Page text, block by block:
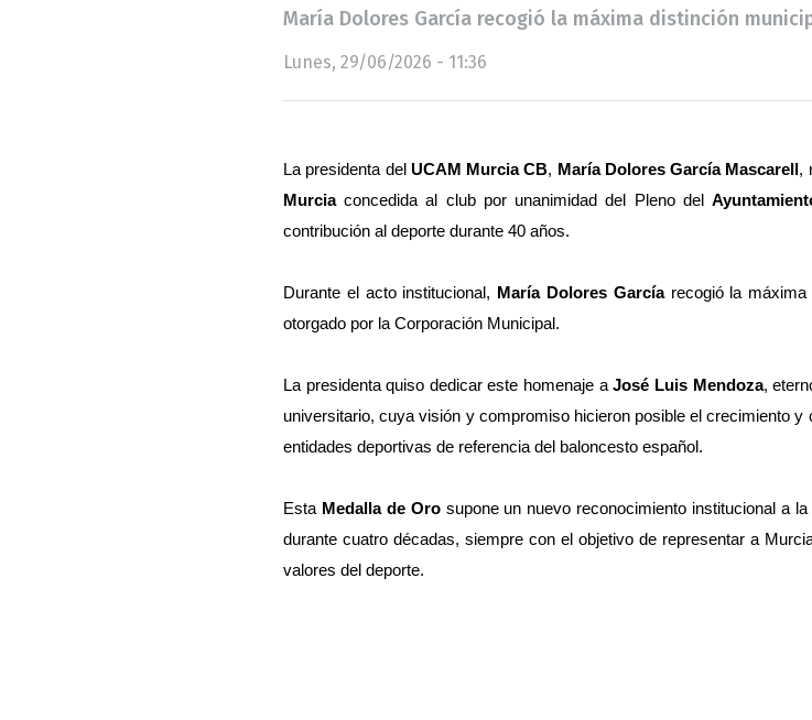
María Dolores García recogió la máxima distinción
Lunes, 29/06/2026 - 11:36
La presidenta del UCAM Murcia CB, María Dolores García Mascarell ,
Murcia concedida al club por unanimidad del Pleno del
contribución al deporte durante 40 años.
Durante el acto institucional, María Dolores García recogió la máxima
otorgado por la Corporación Municipal.
La presidenta quiso dedicar este homenaje a José Luis Mendoza,
universitario, cuya visión y compromiso hicieron posible el crecimiento y
entidades deportivas de referencia del baloncesto español.
Esta Medalla de Oro supone un nuevo reconocimiento institucional a
durante cuatro décadas, siempre con el objetivo de representar a
valores del deporte.